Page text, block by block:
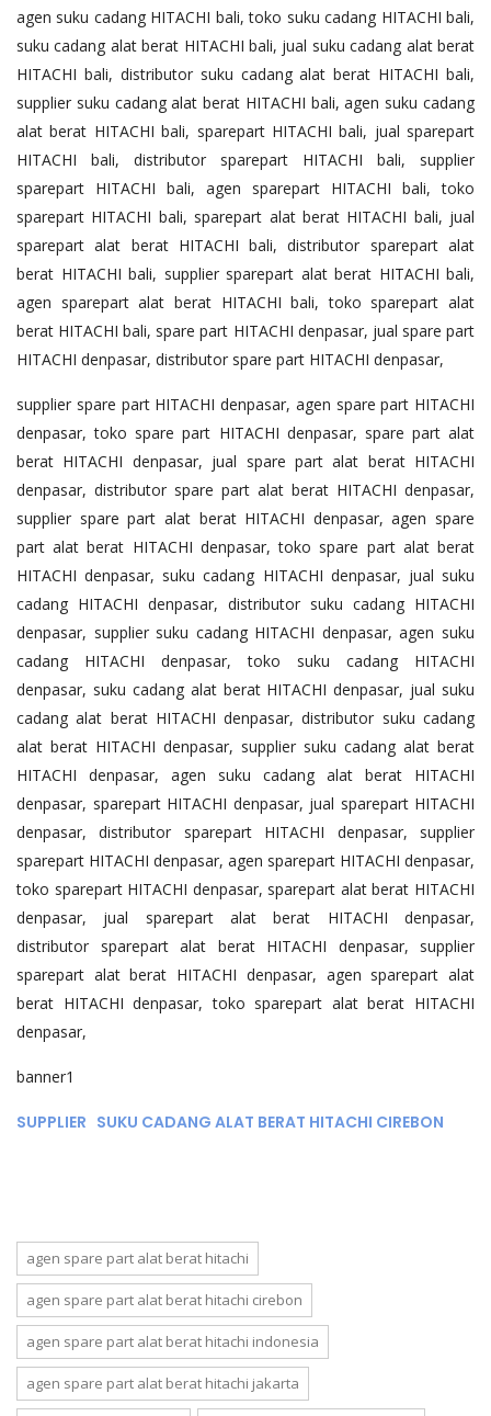
agen suku cadang HITACHI bali, toko suku cadang HITACHI bali,
suku cadang alat berat HITACHI bali, jual suku cadang alat berat
HITACHI bali, distributor suku cadang alat berat HITACHI bali,
supplier suku cadang alat berat HITACHI bali, agen suku cadang
alat berat HITACHI bali, sparepart HITACHI bali, jual sparepart
HITACHI bali, distributor sparepart HITACHI bali, supplier
sparepart HITACHI bali, agen sparepart HITACHI bali, toko
sparepart HITACHI bali, sparepart alat berat HITACHI bali, jual
sparepart alat berat HITACHI bali, distributor sparepart alat
berat HITACHI bali, supplier sparepart alat berat HITACHI bali,
agen sparepart alat berat HITACHI bali, toko sparepart alat
berat HITACHI bali, spare part HITACHI denpasar, jual spare part
HITACHI denpasar, distributor spare part HITACHI denpasar,
supplier spare part HITACHI denpasar, agen spare part HITACHI
denpasar, toko spare part HITACHI denpasar, spare part alat
berat HITACHI denpasar, jual spare part alat berat HITACHI
denpasar, distributor spare part alat berat HITACHI denpasar,
supplier spare part alat berat HITACHI denpasar, agen spare
part alat berat HITACHI denpasar, toko spare part alat berat
HITACHI denpasar, suku cadang HITACHI denpasar, jual suku
cadang HITACHI denpasar, distributor suku cadang HITACHI
denpasar, supplier suku cadang HITACHI denpasar, agen suku
cadang HITACHI denpasar, toko suku cadang HITACHI
denpasar, suku cadang alat berat HITACHI denpasar, jual suku
cadang alat berat HITACHI denpasar, distributor suku cadang
alat berat HITACHI denpasar, supplier suku cadang alat berat
HITACHI denpasar, agen suku cadang alat berat HITACHI
denpasar, sparepart HITACHI denpasar, jual sparepart HITACHI
denpasar, distributor sparepart HITACHI denpasar, supplier
sparepart HITACHI denpasar, agen sparepart HITACHI denpasar,
toko sparepart HITACHI denpasar, sparepart alat berat HITACHI
denpasar, jual sparepart alat berat HITACHI denpasar,
distributor sparepart alat berat HITACHI denpasar, supplier
sparepart alat berat HITACHI denpasar, agen sparepart alat
berat HITACHI denpasar, toko sparepart alat berat HITACHI
denpasar,
banner1
SUPPLIER SUKU CADANG ALAT BERAT HITACHI CIREBON
agen spare part alat berat hitachi
agen spare part alat berat hitachi cirebon
agen spare part alat berat hitachi indonesia
agen spare part alat berat hitachi jakarta